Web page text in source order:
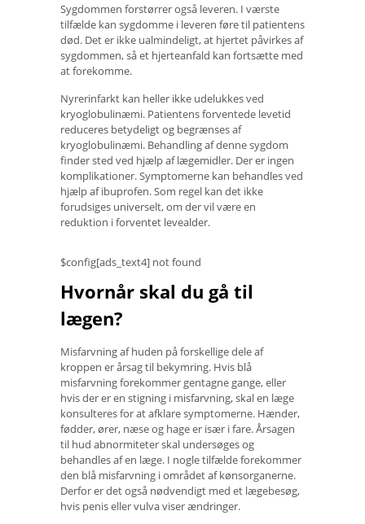
Sygdommen forstørrer også leveren. I værste
tilfælde kan sygdomme i leveren føre til patientens
død. Det er ikke ualmindeligt, at hjertet påvirkes af
sygdommen, så et hjerteanfald kan fortsætte med
at forekomme.
Nyrerinfarkt kan heller ikke udelukkes ved
kryoglobulinæmi. Patientens forventede levetid
reduceres betydeligt og begrænses af
kryoglobulinæmi. Behandling af denne sygdom
finder sted ved hjælp af lægemidler. Der er ingen
komplikationer. Symptomerne kan behandles ved
hjælp af ibuprofen. Som regel kan det ikke
forudsiges universelt, om der vil være en
reduktion i forventet levealder.
$config[ads_text4] not found
Hvornår skal du gå til
lægen?
Misfarvning af huden på forskellige dele af
kroppen er årsag til bekymring. Hvis blå
misfarvning forekommer gentagne gange, eller
hvis der er en stigning i misfarvning, skal en læge
konsulteres for at afklare symptomerne. Hænder,
fødder, ører, næse og hage er især i fare. Årsagen
til hud abnormiteter skal undersøges og
behandles af en læge. I nogle tilfælde forekommer
den blå misfarvning i området af kønsorganerne.
Derfor er det også nødvendigt med et lægebesøg,
hvis penis eller vulva viser ændringer.